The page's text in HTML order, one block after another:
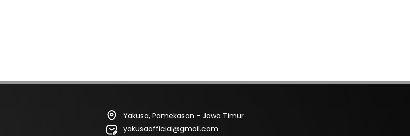
Yakusa, Pamekasan - Jawa Timur
yakusaofficial@gmail.com